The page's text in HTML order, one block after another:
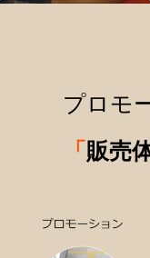
プロモ
「販売